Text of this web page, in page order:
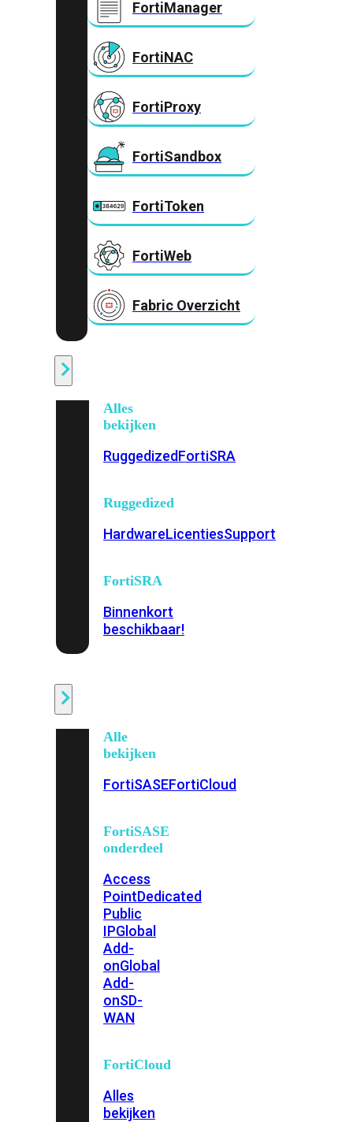
FortiManager
FortiNAC
FortiProxy
FortiSandbox
FortiToken
FortiWeb
Fabric Overzicht
Alles
bekijken
RuggedizedFortiSRA
Ruggedized
HardwareLicentiesSupport
FortiSRA
Binnenkort
beschikbaar!
Alle
bekijken
FortiSASEFortiCloud
FortiSASE
onderdeel
Access
PointDedicated
Public
IPGlobal
Add-
onGlobal
Add-
onSD-
WAN
FortiCloud
Alles
bekijken